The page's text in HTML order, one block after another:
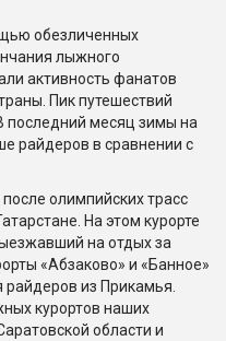
обезличенных
лыжного
активность фанатов
Пик путешествий
последний месяц зимы на
райдеров в сравнении с
олимпийских трасс
На этом курорте
на отдых за
«Абзаково» и «Банное»
райдеров из Прикамья.
курортов наших
области и